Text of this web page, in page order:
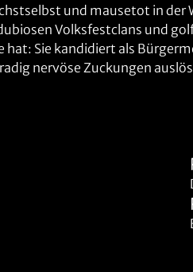
und mausetot in der
Volksfestclans und
hat: Sie kandidiert als
nervöse Zuckungen